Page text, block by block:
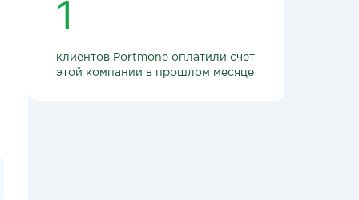
1
клиентов Portmone оплатили счет
этой компании в прошлом месяце